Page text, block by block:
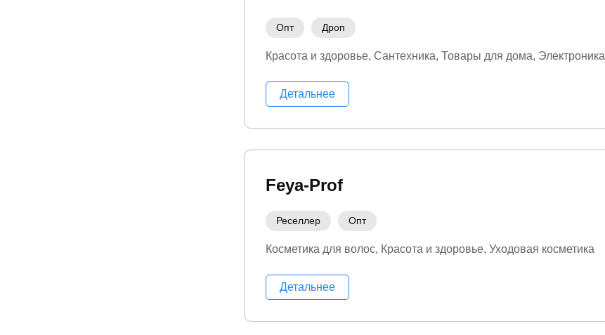
Опт Дроп
Красота и здоровье Сантехника Товары для дома Электроника
Детальнее
Feya-Prof
Реселлер Опт
Косметика для волос Красота и здоровье Уходовая косметика
Детальнее